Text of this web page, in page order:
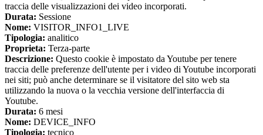
traccia delle visualizzazioni dei video incorporati.
Durata: Sessione
Nome: VISITOR_INFO1_LIVE
Tipologia: analitico
Proprieta: Terza-parte
Descrizione: Questo cookie è impostato da Youtube per tenere
traccia delle preferenze dell'utente per i video di Youtube incorporati
nei siti; può anche determinare se il visitatore del sito web sta
utilizzando la nuova o la vecchia versione dell'interfaccia di
Youtube.
Durata: 6 mesi
Nome: DEVICE_INFO
Tipologia: tecnico